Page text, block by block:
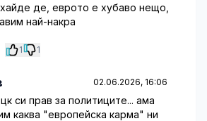
де, еврото е хубаво нещо,
най-накра
1 1
02.06.2026, 16:06
си прав за политиците... ама
каква "европейска карма" ни